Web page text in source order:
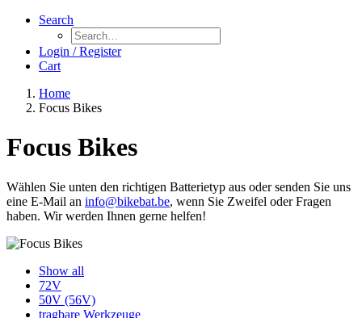
Search
Login / Register
Cart
Home
Focus Bikes
Focus Bikes
Wählen Sie unten den richtigen Batterietyp aus oder senden Sie uns
eine E-Mail an info@bikebat.be, wenn Sie Zweifel oder Fragen
haben. Wir werden Ihnen gerne helfen!
Show all
72V
50V (56V)
tragbare Werkzeuge